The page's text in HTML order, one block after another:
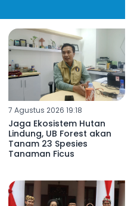
7 Agustus 2026 19:18
Jaga Ekosistem Hutan
Lindung, UB Forest akan
Tanam 23 Spesies
Tanaman Ficus